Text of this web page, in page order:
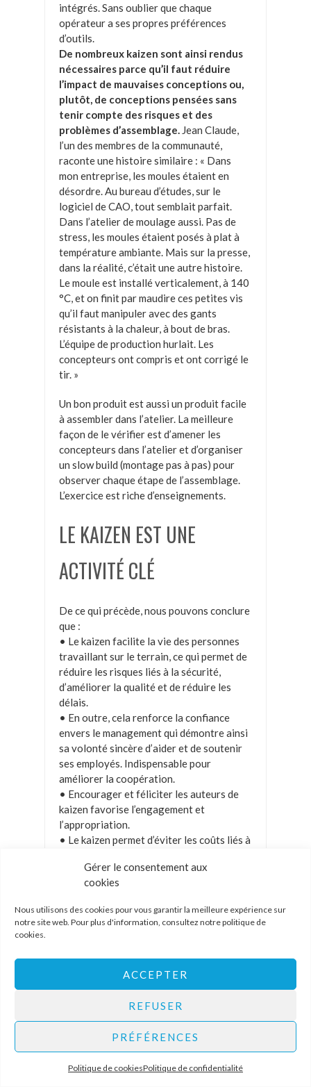
Gérer le consentement aux
cookies
Nous utilisons des cookies pour vous garantir la meilleure expérience sur
notre site web. Pour plus d'information, consultez notrepolitique de
cookies.
ACCEPTER
REFUSER
PRÉFÉRENCES
Politique de cookiesPolitique de confidentialité
intégrés. Sans oublier que chaque
opérateur a ses propres préférences
d’outils.
De nombreux kaizen sont ainsi rendus
nécessaires parce qu’il faut réduire
l’impact de mauvaises conceptions ou,
plutôt, de conceptions pensées sans
tenir compte des risques et des
problèmes d’assemblage. Jean Claude,
l’un des membres de la communauté,
raconte une histoire similaire : « Dans
mon entreprise, les moules étaient en
désordre. Au bureau d’études, sur le
logiciel de CAO, tout semblait parfait.
Dans l’atelier de moulage aussi. Pas de
stress, les moules étaient posés à plat à
température ambiante. Mais sur la presse,
dans la réalité, c’était une autre histoire.
Le moule est installé verticalement, à 140
°C, et on finit par maudire ces petites vis
qu’il faut manipuler avec des gants
résistants à la chaleur, à bout de bras.
L’équipe de production hurlait. Les
concepteurs ont compris et ont corrigé le
tir. »
Un bon produit est aussi un produit facile
à assembler dans l’atelier. La meilleure
façon de le vérifier est d’amener les
concepteurs dans l’atelier et d’organiser
un slow build (montage pas à pas) pour
observer chaque étape de l’assemblage.
L’exercice est riche d’enseignements.
LE KAIZEN EST UNE
ACTIVITÉ CLÉ
De ce qui précède, nous pouvons conclure
que :
• Le kaizen facilite la vie des personnes
travaillant sur le terrain, ce qui permet de
réduire les risques liés à la sécurité,
d’améliorer la qualité et de réduire les
délais.
• En outre, cela renforce la confiance
envers le management qui démontre ainsi
sa volonté sincère d’aider et de soutenir
ses employés. Indispensable pour
améliorer la coopération.
• Encourager et féliciter les auteurs de
kaizen favorise l’engagement et
l’appropriation.
• Le kaizen permet d’éviter les coûts liés à
inutiles.
• Un kaizen dans l’équipe A peut générer
elle a un problème similaire, et c’est ainsi
l’encourage.
• Le kaizen révèle les défauts de
conception ou les méthodes inadaptées,
et les ingénieurs produits ou fabrication
doivent être encouragés à se rendre sur le
terrain pour constater les conséquences
de leurs décisions et aider à les réparer.
• Le meilleur objet du kaizen est un kaizen